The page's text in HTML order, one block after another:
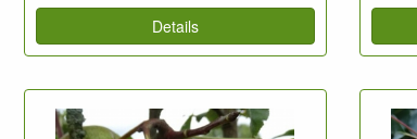
Details